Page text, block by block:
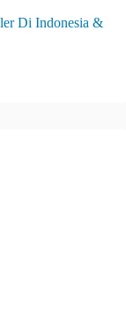
Di Indonesia &